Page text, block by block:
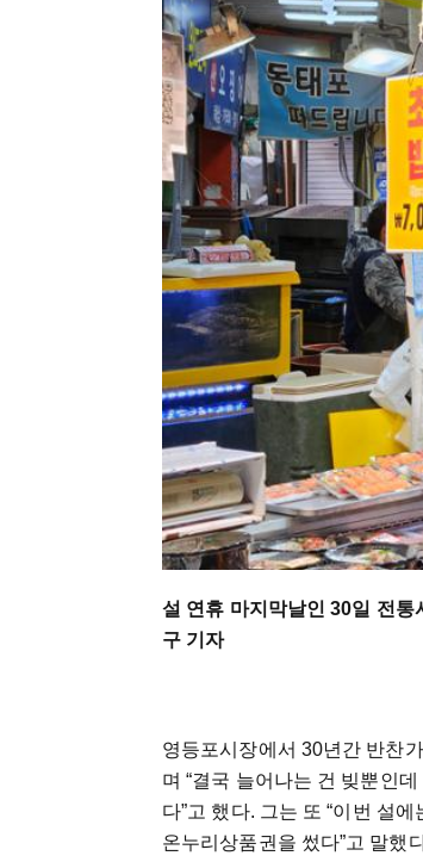
설 연휴 마지막날인 30일 전통
구 기자
영등포시장에서 30년간 반찬
며 “결국 늘어나는 건 빚뿐인
다”고 했다. 그는 또 “이번 설
온누리상품권을 썼다”고 말했